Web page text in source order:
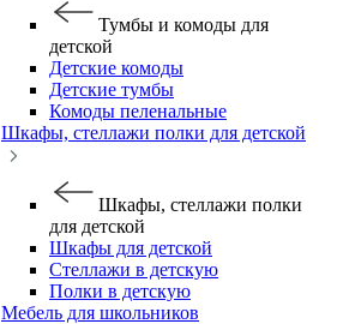
Тумбы и комоды для
детской
Детские комоды
Детские тумбы
Комоды пеленальные
Шкафы, стеллажи полки для детской
Шкафы, стеллажи полки
для детской
Шкафы для детской
Стеллажи в детскую
Полки в детскую
Мебель для школьников